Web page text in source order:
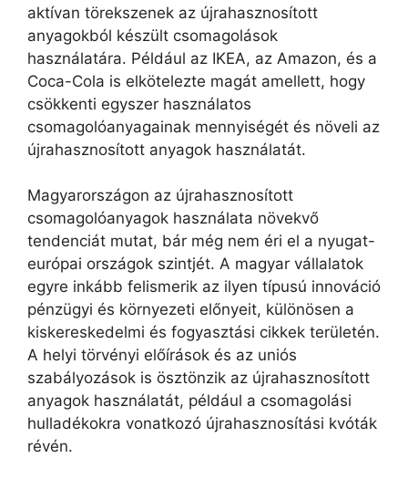
aktívan törekszenek az újrahasznosított
anyagokból készült csomagolások
használatára. Például az IKEA, az Amazon, és a
Coca-Cola is elkötelezte magát amellett, hogy
csökkenti egyszer használatos
csomagolóanyagainak mennyiségét és növeli az
újrahasznosított anyagok használatát.
Magyarországon az újrahasznosított
csomagolóanyagok használata növekvő
tendenciát mutat, bár még nem éri el a nyugat-
európai országok szintjét. A magyar vállalatok
egyre inkább felismerik az ilyen típusú innováció
pénzügyi és környezeti előnyeit, különösen a
kiskereskedelmi és fogyasztási cikkek területén.
A helyi törvényi előírások és az uniós
szabályozások is ösztönzik az újrahasznosított
anyagok használatát, például a csomagolási
hulladékokra vonatkozó újrahasznosítási kvóták
révén.